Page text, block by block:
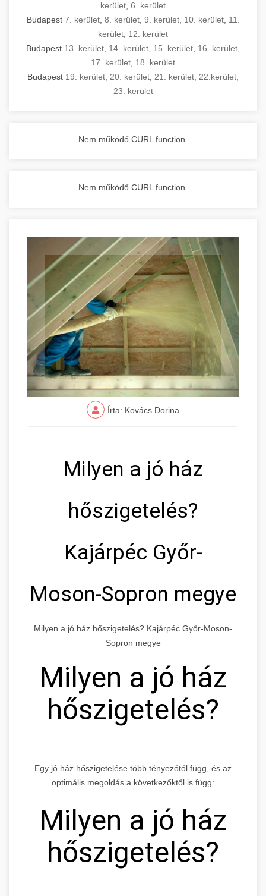
kerület 6. kerület
Budapest 7. kerület, 8. kerület, 9. kerület, 10. kerület, 11.
kerület 12. kerület
Budapest 13. kerület 14. kerület 15. kerület 16. kerület
17. kerület 18. kerület
Budapest 19. kerület 20. kerület 21. kerület 22.kerület
23. kerület
Nem működő CURL function.
Nem működő CURL function.
Írta: Kovács Dorina
Milyen a jó ház
hőszigetelés?
Kajárpéc Győr-
Moson-Sopron megye
Milyen a jó ház hőszigetelés? Kajárpéc Győr-Moson-
Sopron megye
Milyen a jó ház
hőszigetelés?
Egy jó ház hőszigetelése több tényezőtől függ, és az
optimális megoldás a következőktől is függ:
Milyen a jó ház
hőszigetelés?